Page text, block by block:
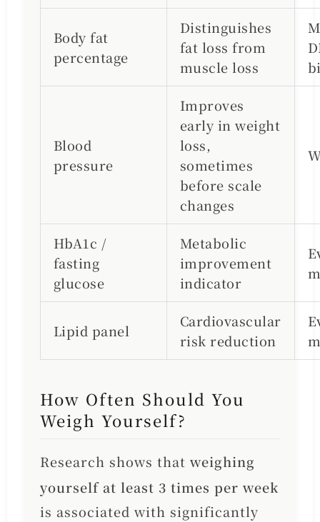
Body fat
percentage
Distinguishes
fat loss from
muscle loss
Blood
pressure
Improves
early in weight
loss,
sometimes
before scale
changes
HbA1c /
fasting
glucose
Metabolic
improvement
indicator
Lipid panel
Cardiovascular
risk reduction
How Often Should You
Weigh Yourself?
Research shows that weighing
yourself at least 3 times per week
is associated with significantly